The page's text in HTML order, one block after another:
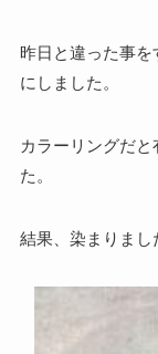
昨日と違った事を
にしました。
カラーリングだ
た。
結果、染まりまし